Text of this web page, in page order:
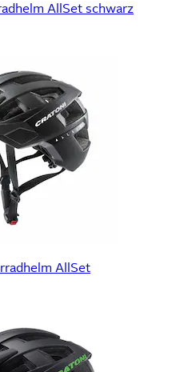
AllSet schwarz
AllSet